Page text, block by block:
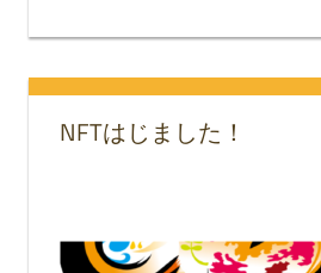
NFTはじました！